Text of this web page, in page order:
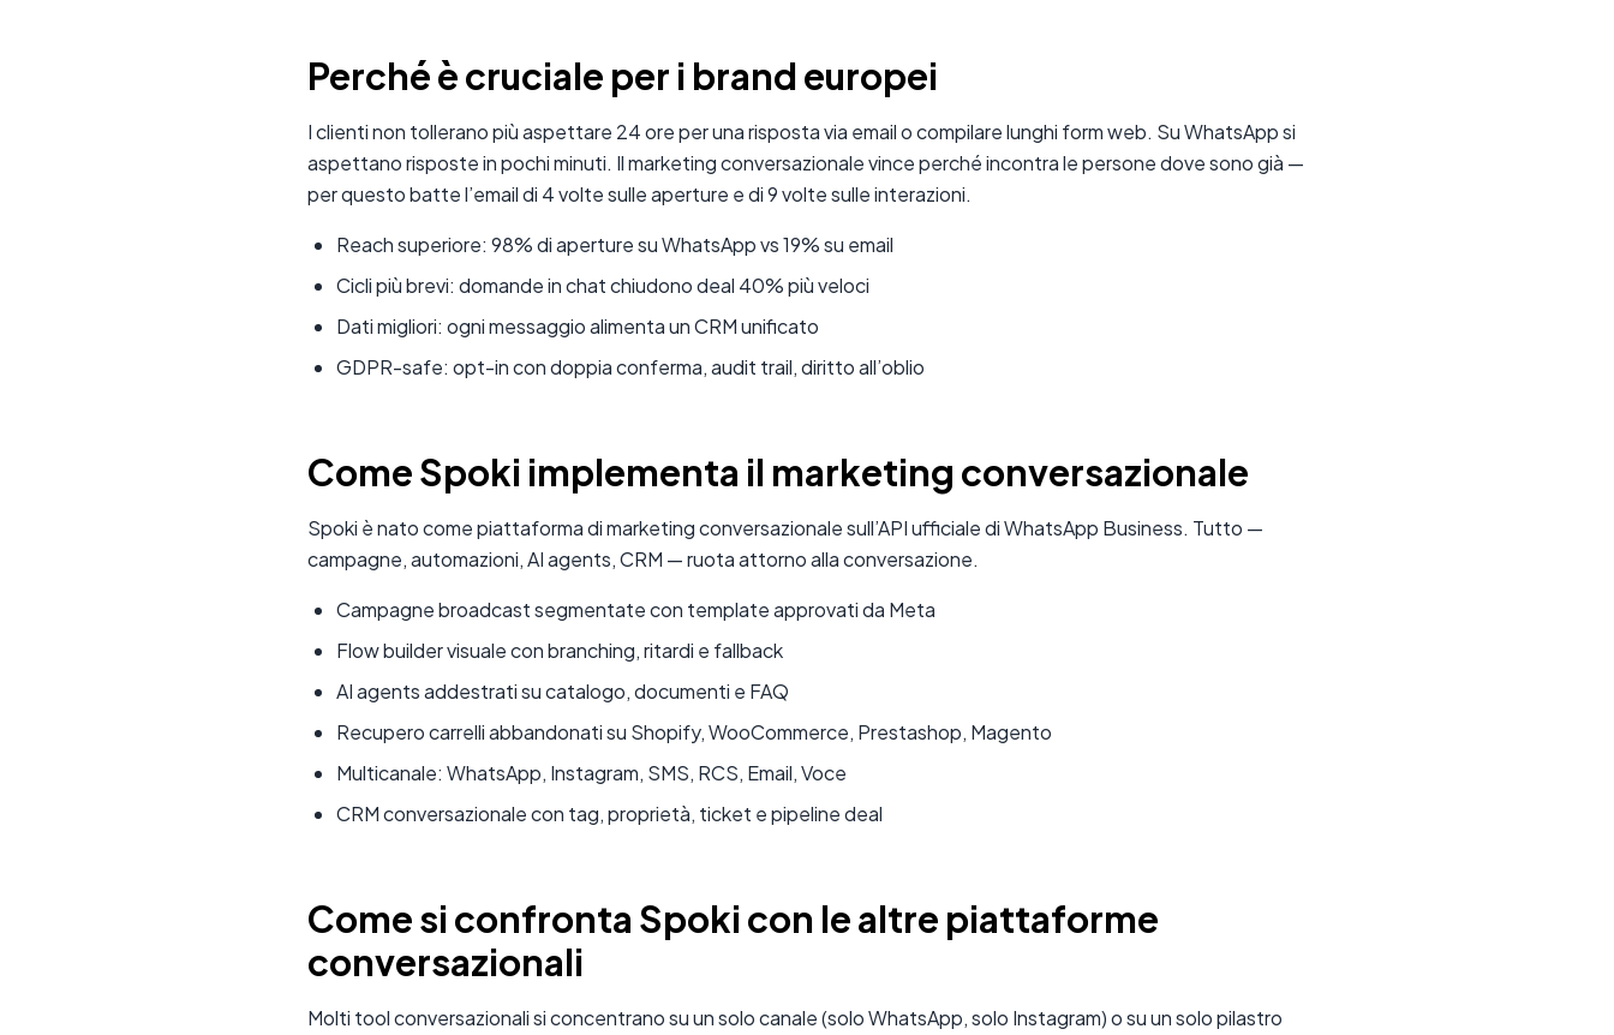
Perché è cruciale per i brand europei
I clienti non tollerano più aspettare 24 ore per una risposta via email o compilare lunghi form web. Su WhatsApp si
aspettano risposte in pochi minuti. Il marketing conversazionale vince perché incontra le persone dove sono già —
per questo batte l’email di 4 volte sulle aperture e di 9 volte sulle interazioni.
Reach superiore: 98% di aperture su WhatsApp vs 19% su email
Cicli più brevi: domande in chat chiudono deal 40% più veloci
Dati migliori: ogni messaggio alimenta un CRM unificato
GDPR-safe: opt-in con doppia conferma, audit trail, diritto all’oblio
Come Spoki implementa il marketing conversazionale
Spoki è nato come piattaforma di marketing conversazionale sull’API ufficiale di WhatsApp Business. Tutto —
campagne, automazioni, AI agents, CRM — ruota attorno alla conversazione.
Campagne broadcast segmentate con template approvati da Meta
Flow builder visuale con branching, ritardi e fallback
AI agents addestrati su catalogo, documenti e FAQ
Recupero carrelli abbandonati su Shopify, WooCommerce, Prestashop, Magento
Multicanale: WhatsApp, Instagram, SMS, RCS, Email, Voce
CRM conversazionale con tag, proprietà, ticket e pipeline deal
Come si confronta Spoki con le altre piattaforme
conversazionali
Molti tool conversazionali si concentrano su un solo canale (solo WhatsApp, solo Instagram) o su un solo pilastro